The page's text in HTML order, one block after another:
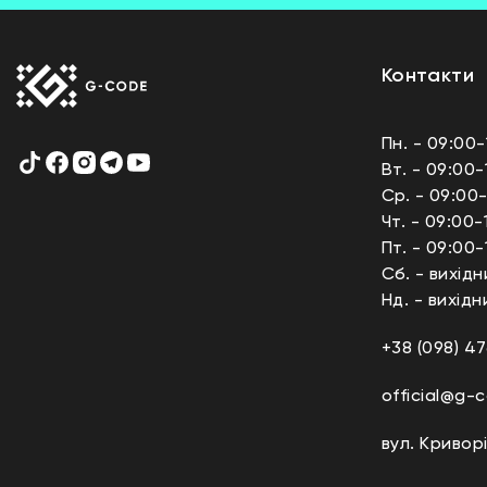
Контакти
Пн. - 09:00-
Вт. - 09:00-
Ср. - 09:00-
Чт. - 09:00-
Пт. - 09:00-
Сб. -
Нд. -
+38 (098)
official@g-
вул.